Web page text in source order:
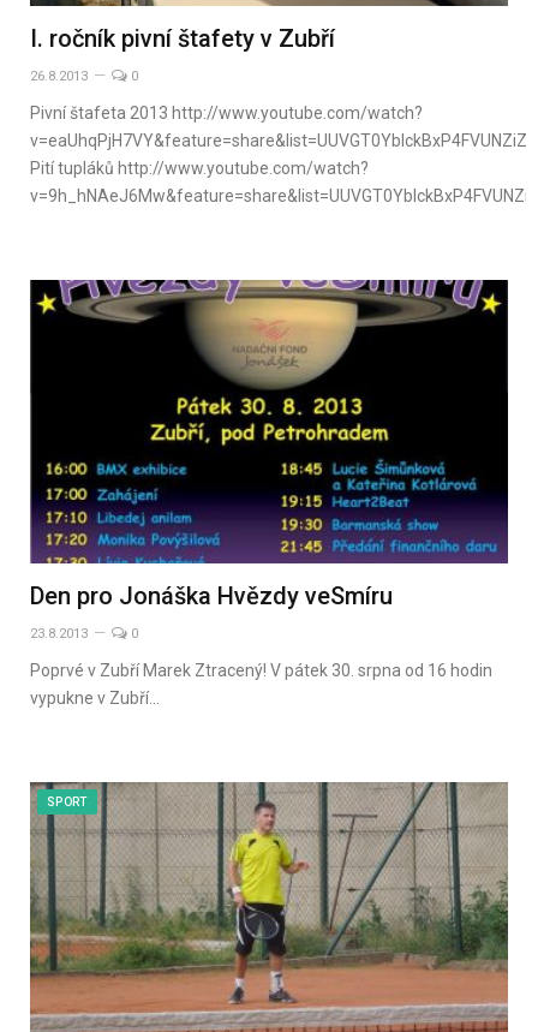
I. ročník pivní štafety v Zubří
26.8.2013 0
Pivní štafeta 2013 http://www.youtube.com/watch?
Pití tupláků http://www.youtube.com/watch?
Den pro Jonáška Hvězdy veSmíru
23.8.2013 0
Poprvé v Zubří Marek Ztracený! V pátek 30. srpna od 16 hodin
vypukne v Zubří…
SPORT